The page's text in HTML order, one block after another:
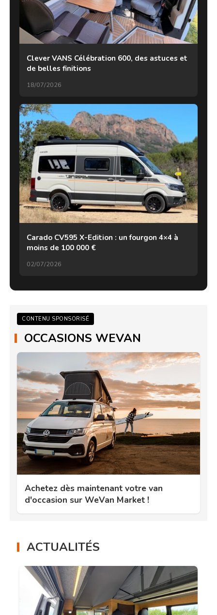
Clever VANS Célébration 600, des astuces et
de belles finitions
18/07/2026
Carado CV595 X-Edition : un fourgon 4×4 à
moins de 100 000 €
02/07/2026
CONTENU SPONSORISÉ
OCCASIONS WEVAN
Achetez dès maintenant votre van
d'occasion sur WeVan Market !
ACTUALITÉS